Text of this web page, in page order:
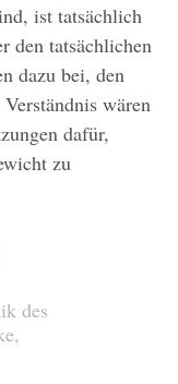
ist tatsächlich
den tatsächlichen
dazu bei, den
wären
dafür,
zu
des
,